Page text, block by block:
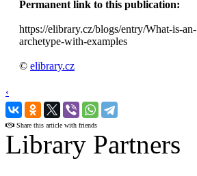
Permanent link to this publication:
https://elibrary.cz/blogs/entry/What-is-an-
archetype-with-examples
© elibrary.cz
‹
›
Share this article with friends
Library Partners